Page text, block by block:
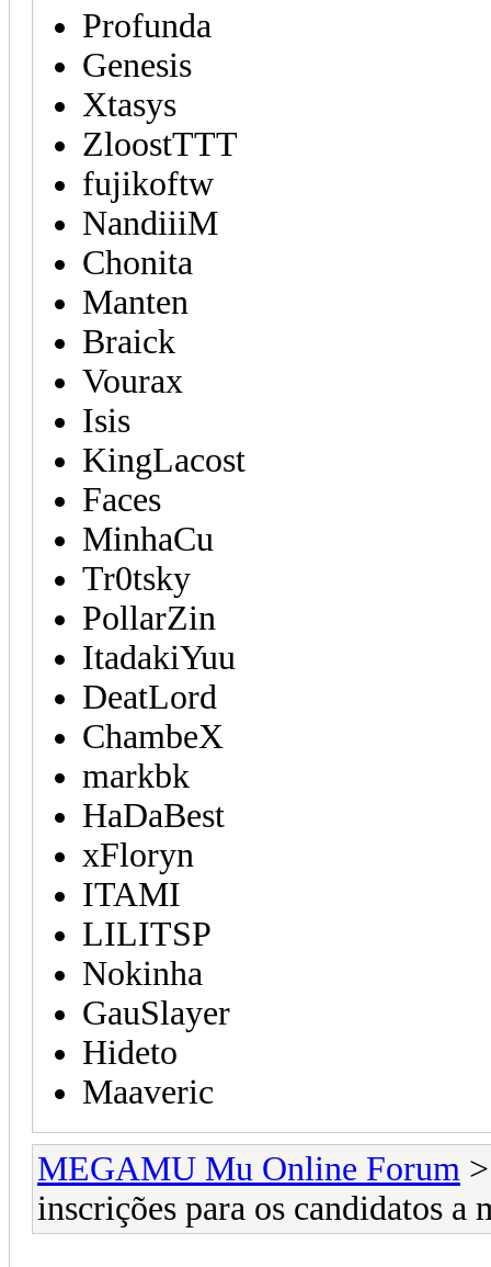
Profunda
Genesis
Xtasys
ZloostTTT
fujikoftw
NandiiiM
Chonita
Manten
Braick
Vourax
Isis
KingLacost
Faces
MinhaCu
Tr0tsky
PollarZin
ItadakiYuu
DeatLord
ChambeX
markbk
HaDaBest
xFloryn
ITAMI
LILITSP
Nokinha
GauSlayer
Hideto
Maaveric
MEGAMU Mu Online Forum
inscrições para os candidatos a